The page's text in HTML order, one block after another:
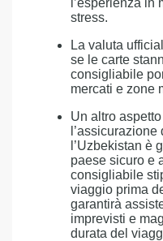
l’esperienza in
stress.
La valuta
se le carte
consigliabile
mercati e zone
Un altro
l’Uzbekistan è
paese sicuro e
consigliabile
viaggio prima
garantirà
imprevisti e
durata del